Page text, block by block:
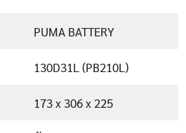
PUMA BATTERY
130D31L (PB210L)
173 x 306 x 225